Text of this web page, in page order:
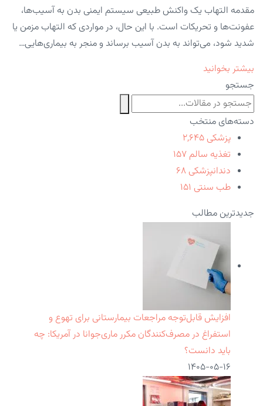
مقدمه التهاب یک واکنش طبیعی سیستم ایمنی بدن به آسیب‌ها،
عفونت‌ها و تحریکات است. با این حال، در مواردی که التهاب مزمن یا
شدید شود، می‌تواند به بدن آسیب برساند و منجر به بیماری‌هایی…
بیشتر بخوانید
جستجو
دسته‌های منتخب
پزشکی ۲,۶۴۵
تغذیه سالم ۱۵۷
دندانپزشکی ۶۸
طب سنتی ۱۵۱
جدیدترین مطالب
افزایش قابل‌توجه مراجعات بیمارستانی برای تهوع و
استفراغ در مصرف‌کنندگان مکرر ماری‌جوانا در آمریکا: چه
باید دانست؟
۱۴۰۵-۰۵-۱۶